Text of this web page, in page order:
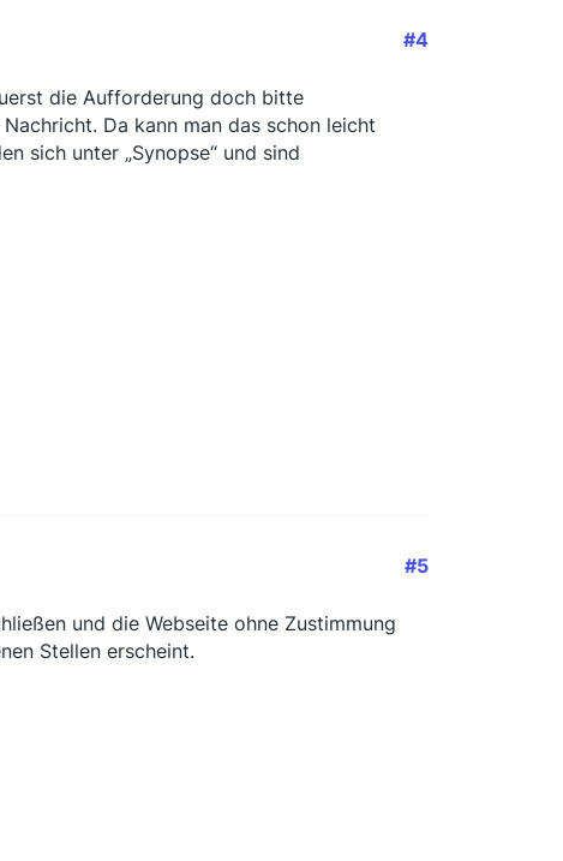
#4
die Aufforderung doch bitte
Da kann man das schon leicht
sich unter „Synopse“ und sind
#5
und die Webseite ohne Zustimmung
Stellen erscheint.